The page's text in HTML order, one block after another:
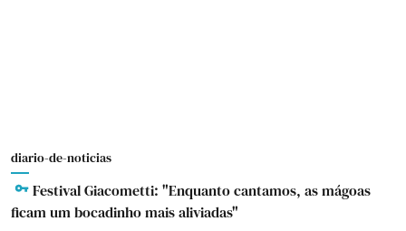
diario-de-noticias
Festival Giacometti: "Enquanto cantamos, as mágoas
ficam um bocadinho mais aliviadas"